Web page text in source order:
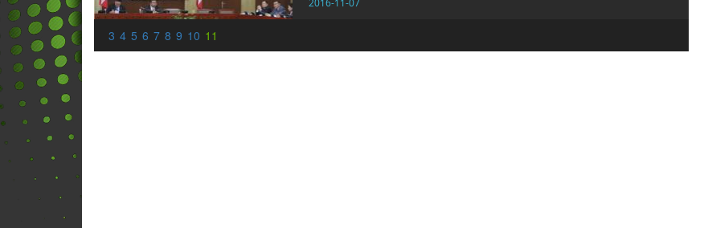
2016-11-07
3 4 5 6 7 8 9 10 11